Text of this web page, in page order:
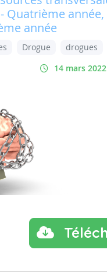
Quatrième
année
Drogue
drogues
14 mars